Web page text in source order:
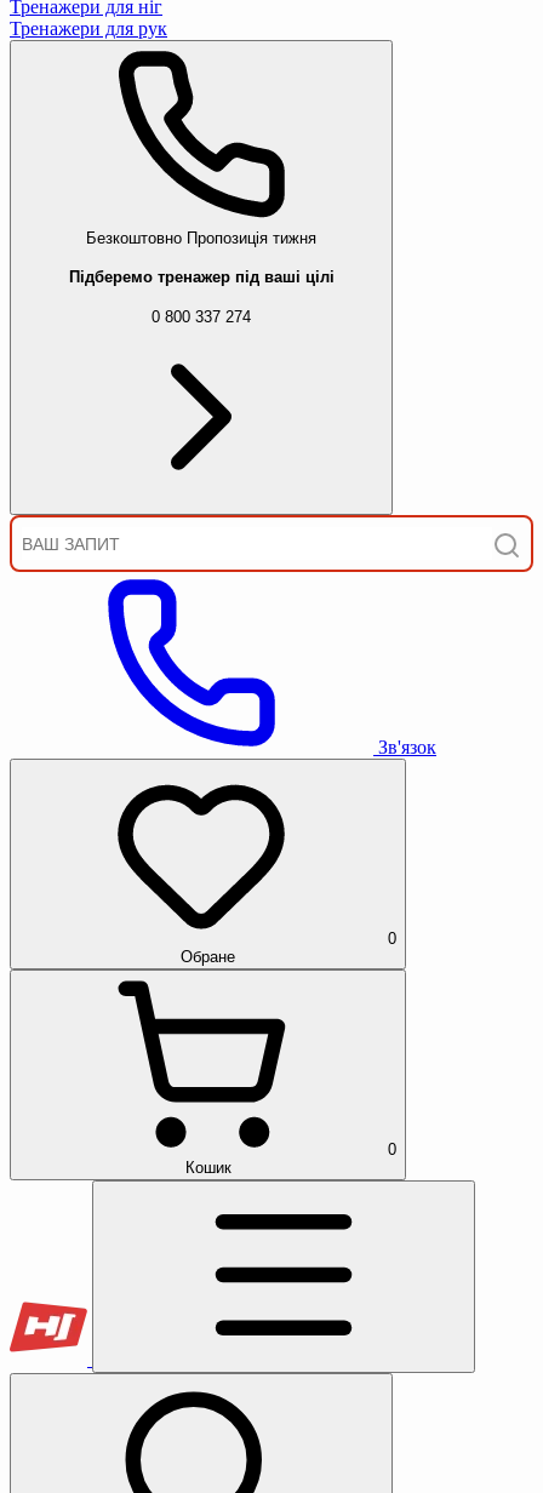
Тренажери для ніг
Тренажери для рук
Безкоштовно Пропозиція тижня
Підберемо тренажер під ваші цілі
0 800 337 274
Зв'язок
0
Обране
0
Кошик